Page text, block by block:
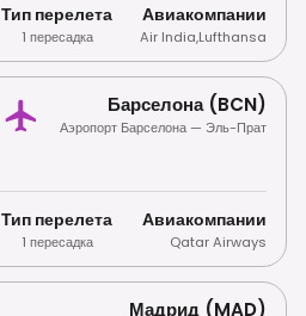
Тип перелета
1 пересадка
Авиакомпании
Air India,Lufthansa
Барселона (BCN)
Аэропорт Барселона — Эль-Прат
Тип перелета
1 пересадка
Авиакомпании
Qatar Airways
Мадрид (MAD)